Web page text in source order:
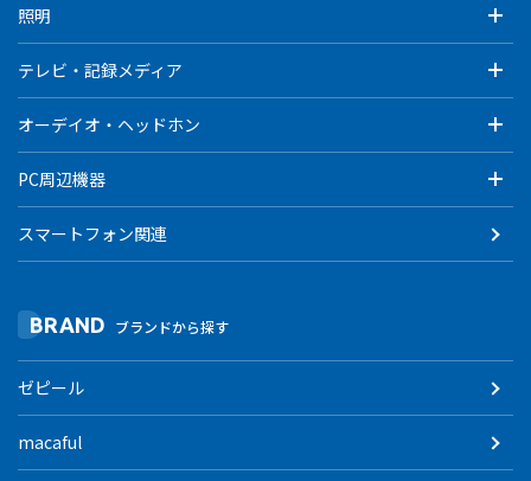
照明
テレビ・記録メディア
オーデイオ・ヘッドホン
PC周辺機器
スマートフォン関連
BRAND ブランドから探す
ゼピール
macaful